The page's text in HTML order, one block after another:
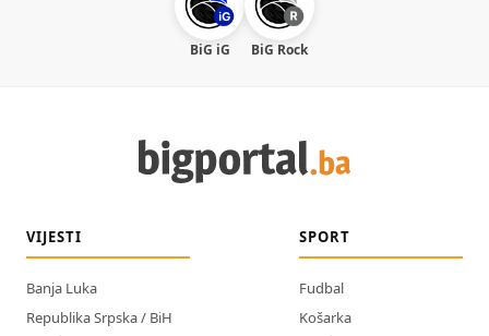
BiG iG BiG Rock
VIJESTI
Banja Luka
Republika Srpska / BiH
SPORT
Fudbal
Košarka